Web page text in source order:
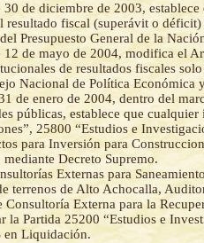
30 de diciembre de 2003, establece
resultado fiscal (superávit o
Presupuesto General de la
12 de mayo de 2004, modifica el
de resultados fiscales
Nacional de Política Económica
de enero de 2004, dentro del
públicas, establece que cualquier
25800 “Estudios e
para Inversión para
Decreto Supremo.
Externas para
terrenos de Alto Achocalla,
Externa para la
la Partida 25200 “Estudios e
en Liquidación.